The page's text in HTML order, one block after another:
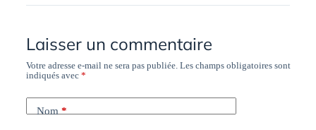
Laisser un commentaire
Votre adresse e-mail ne sera pas publiée. Les champs obligatoires sont
indiqués avec*
Nom *